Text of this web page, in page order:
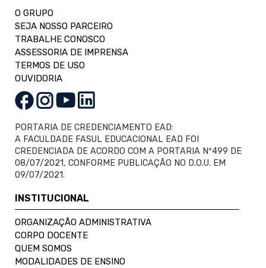
O GRUPO
SEJA NOSSO PARCEIRO
TRABALHE CONOSCO
ASSESSORIA DE IMPRENSA
TERMOS DE USO
OUVIDORIA
PORTARIA DE CREDENCIAMENTO EAD:
A FACULDADE FASUL EDUCACIONAL EAD FOI
CREDENCIADA DE ACORDO COM A PORTARIA Nº499 DE
08/07/2021, CONFORME PUBLICAÇÃO NO D.O.U. EM
09/07/2021.
INSTITUCIONAL
ORGANIZAÇÃO ADMINISTRATIVA
CORPO DOCENTE
QUEM SOMOS
MODALIDADES DE ENSINO